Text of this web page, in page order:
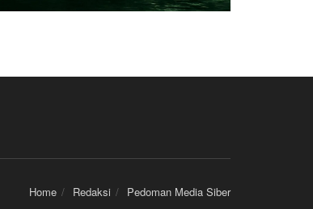
Home Redaksi Pedoman Media Siber